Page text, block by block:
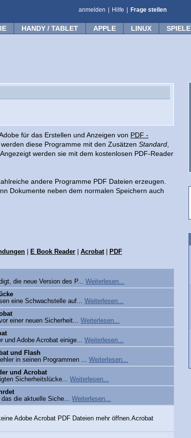
anmelden Hilfe Frage stellen
HANDY / TABLET APPLE LINUX SPIELE
für das Erstellen und Anzeigen von PDF -
diese Programme mit den Zusätzen Standard
werden sie mit dem kostenlosen PDF-Reader
andere Programme PDF Dateien erzeugen.
Dokumente neben dem normalen Speichern auch
E Book Reader Acrobat| PDF
die neue Version des P... Weiterlesen...
eine Schwachstelle auf... Weiterlesen...
einer neuen Sicherheit... Weiterlesen...
und Adobe Acrobat einige... Weiterlesen...
und Flash
in seinen Programmen ... Weiterlesen...
und Acrobat
Sicherheitslücke... Weiterlesen...
die aktuelle Siche... Weiterlesen...
Adobe Acrobat PDF Dateien mehr öffnen.Acrobat